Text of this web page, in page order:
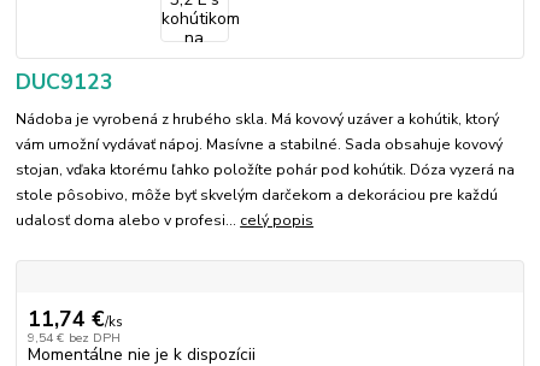
DUC9123
Nádoba je vyrobená z hrubého skla. Má kovový uzáver a kohútik, ktorý
vám umožní vydávať nápoj. Masívne a stabilné. Sada obsahuje kovový
stojan, vďaka ktorému ľahko položíte pohár pod kohútik. Dóza vyzerá na
stole pôsobivo, môže byť skvelým darčekom a dekoráciou pre každú
udalosť doma alebo v profesi... celý popis
11,74 €/ks
9,54 € bez DPH
Momentálne nie je k dispozícii